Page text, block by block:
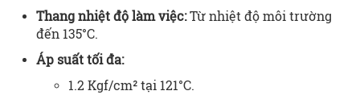
Thang nhiệt độ làm việc:Từ nhiệt độ môi trường
đến 135°C.
Áp suất tối đa:
1.2 Kgf/cm² tại 121°C.